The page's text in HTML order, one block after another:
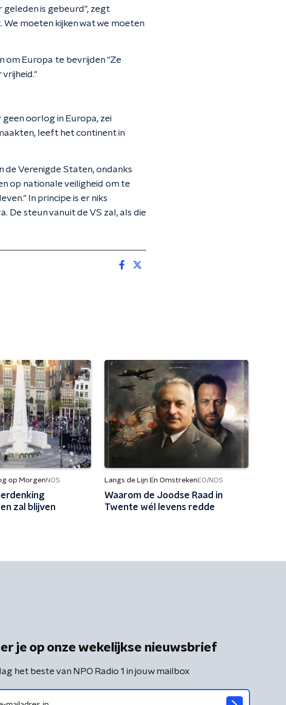
geleden is gebeurd", zegt
moeten kijken wat we moeten
om Europa te bevrijden "Ze
oorlog in Europa, zei
leeft het continent in
de Verenigde Staten, ondanks
op nationale veiligheid om te
In principe is er niks
steun vanuit de VS zal, als die
op Morgen NOS
zal blijven
Langs de Lijn En Omstreken EO/NOS
Waarom de Joodse Raad in
Twente wél levens redde
je op onze wekelijkse nieuwsbrief
het beste van NPO Radio 1 in jouw mailbox